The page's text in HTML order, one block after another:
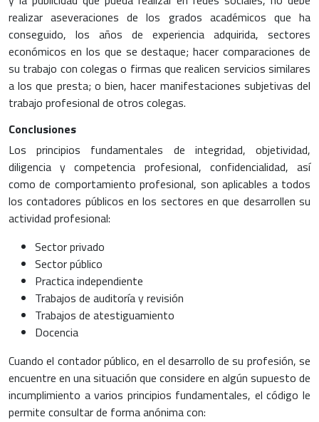
realizar aseveraciones de los grados académicos que ha
conseguido, los años de experiencia adquirida, sectores
económicos en los que se destaque; hacer comparaciones de
su trabajo con colegas o firmas que realicen servicios similares
a los que presta; o bien, hacer manifestaciones subjetivas del
trabajo profesional de otros colegas.
Conclusiones
Los principios fundamentales de integridad, objetividad,
diligencia y competencia profesional, confidencialidad, así
como de comportamiento profesional, son aplicables a todos
los contadores públicos en los sectores en que desarrollen su
actividad profesional:
Sector privado
Sector público
Practica independiente
Trabajos de auditoría y revisión
Trabajos de atestiguamiento
Docencia
Cuando el contador público, en el desarrollo de su profesión, se
encuentre en una situación que considere en algún supuesto de
incumplimiento a varios principios fundamentales, el código le
permite consultar de forma anónima con: